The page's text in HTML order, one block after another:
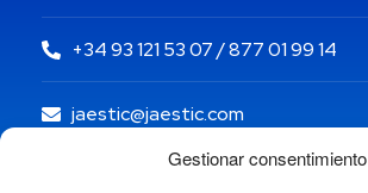
Gestionar consentimiento
+34 93 121 53 07 / 877 01 99 14
jaestic@jaestic.com